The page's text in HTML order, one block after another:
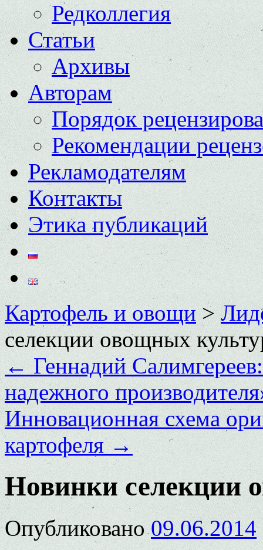
Редколлегия
Статьи
Архивы
Авторам
Порядок
Рекомендации
Рекламодателям
Контакты
Этика публикаций
Картофель и овощи>
селекции овощных
←Геннадий
надежного
Инновационная схема
картофеля→
Новинки селекции
Опубликовано 09.06.2014